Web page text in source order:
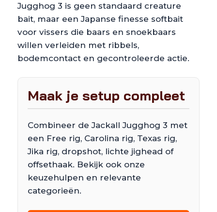
Jugghog 3 is geen standaard creature
bait, maar een Japanse finesse softbait
voor vissers die baars en snoekbaars
willen verleiden met ribbels,
bodemcontact en gecontroleerde actie.
Maak je setup compleet
Combineer de Jackall Jugghog 3 met
een Free rig, Carolina rig, Texas rig,
Jika rig, dropshot, lichte jighead of
offsethaak. Bekijk ook onze
keuzehulpen en relevante
categorieën.